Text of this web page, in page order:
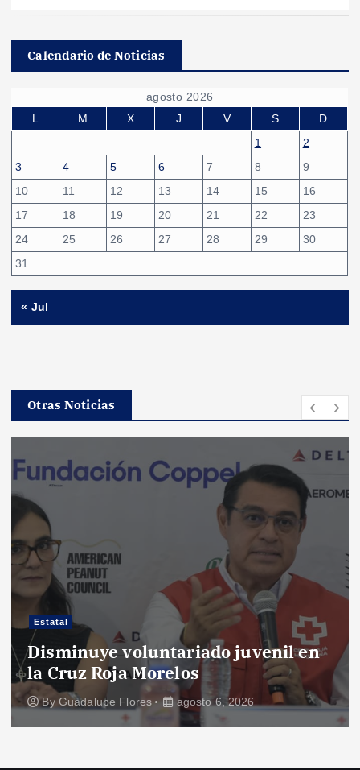
Calendario de Noticias
agosto 2026
L
M X J V S
D
1
2
3
4 5 6 7 8
9
10
11 12 13 14 15
16
17
18 19 20 21 22
23
24
25 26 27 28 29
30
31
« Jul
Otras Noticias
Estatal
Disminuye voluntariado juvenil en
la Cruz Roja Morelos
By Guadalupe Flores agosto 6, 2026